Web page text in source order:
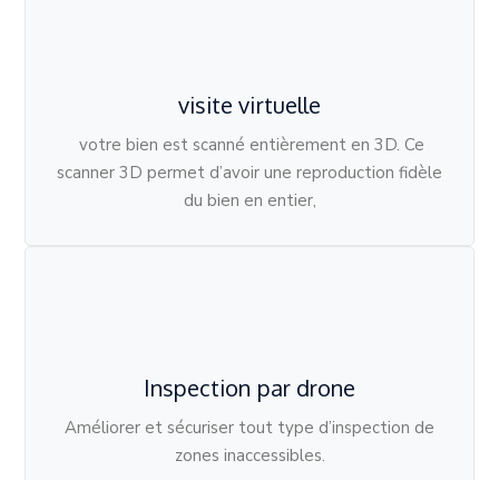
visite virtuelle
votre bien est scanné entièrement en 3D. Ce
scanner 3D permet d’avoir une reproduction fidèle
du bien en entier,
Inspection par drone
Améliorer et sécuriser tout type d’inspection de
zones inaccessibles.